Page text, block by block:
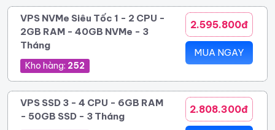
VPS NVMe Siêu Tốc 1 - 2 CPU -
2GB RAM - 40GB NVMe - 3
Tháng
Kho hàng: 252
2.595.800đ
MUA NGAY
VPS SSD 3 - 4 CPU - 6GB RAM
- 50GB SSD - 3 Tháng
2.808.300đ